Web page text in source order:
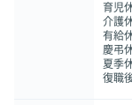
育児
介護
有給
慶弔
夏季
復職